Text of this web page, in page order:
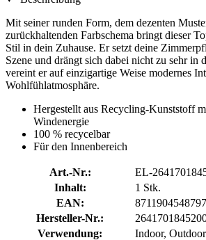
Mit seiner runden Form, dem dezenten
zurückhaltenden Farbschema bringt dieser
Stil in dein Zuhause. Er setzt deine
Szene und drängt sich dabei nicht zu sehr in
vereint er auf einzigartige Weise modernes
Wohlfühlatmosphäre.
Hergestellt aus Recycling-Kunststoff
Windenergie
100 % recycelbar
Für den Innenbereich
Art.-Nr.:
EL-
Inhalt:
1 Stk.
EAN:
8711904548797
Hersteller-Nr.:
Verwendung:
Indoor, Outdoor